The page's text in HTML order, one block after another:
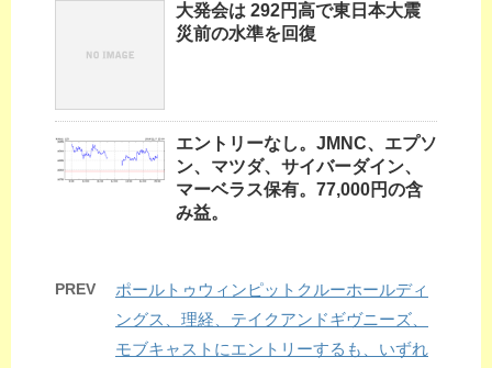
大発会は 292円高で東日本大震
災前の水準を回復
エントリーなし。JMNC、エプソ
ン、マツダ、サイバーダイン、
マーベラス保有。77,000円の含
み益。
PREV
ポールトゥウィンピットクルーホールディ
ングス、理経、テイクアンドギヴニーズ、
モブキャストにエントリーするも、いずれ